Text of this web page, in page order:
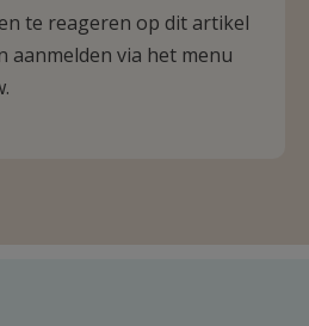
te reageren op dit artikel
aanmelden via het menu